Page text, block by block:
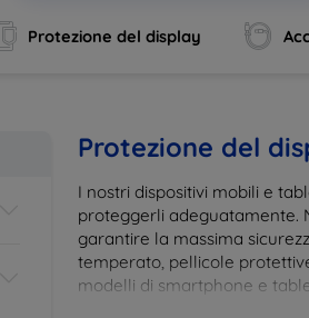
Protezione del display
Protezione del
I nostri dispositivi mobili e
proteggerli adeguatamente.
garantire la massima
temperato, pellicole
modelli di smartphone e